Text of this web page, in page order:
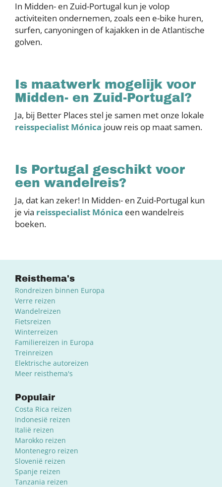
In Midden- en Zuid-Portugal kun je volop
activiteiten ondernemen, zoals een e-bike huren,
surfen, canyoningen of kajakken in de Atlantische
golven.
Is maatwerk mogelijk voor
Midden- en Zuid-Portugal?
Ja, bij Better Places stel je samen met onze lokale
reisspecialist Mónica jouw reis op maat samen.
Is Portugal geschikt voor
een wandelreis?
Ja, dat kan zeker! In Midden- en Zuid-Portugal kun
je via reisspecialist Mónica een wandelreis
boeken.
Reisthema's
Rondreizen binnen Europa
Verre reizen
Wandelreizen
Fietsreizen
Winterreizen
Familiereizen in Europa
Treinreizen
Elektrische autoreizen
Meer reisthema's
Populair
Costa Rica reizen
Indonesië reizen
Italië reizen
Marokko reizen
Montenegro reizen
Slovenië reizen
Spanje reizen
Tanzania reizen